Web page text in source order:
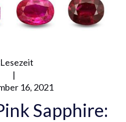
Lesezeit
|
16, 2021
Sapphire: